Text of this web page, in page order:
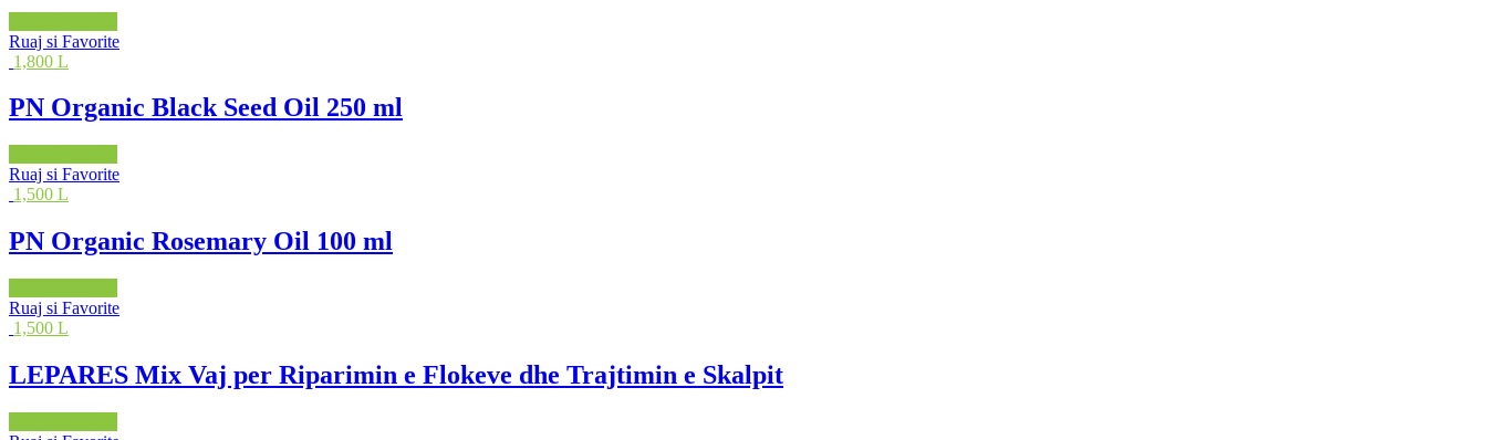
Ruaj si Favorite
1,800 L
PN Organic Black Seed Oil 250 ml
Ruaj si Favorite
1,500 L
PN Organic Rosemary Oil 100 ml
Ruaj si Favorite
1,500 L
LEPARES Mix Vaj per Riparimin e Flokeve dhe Trajtimin e Skalpit